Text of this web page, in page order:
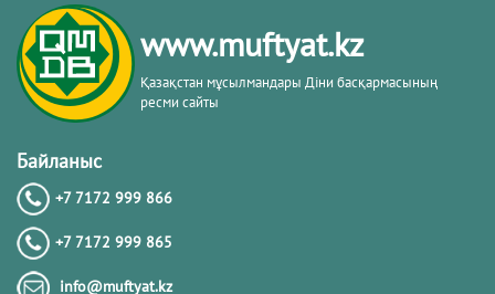
11.04.2016
23.10.2015
Бараат түнін қалай өткізу керек?
www.muftyat.kz
Қазақстан мұсылмандары Діни басқармасының
ресми сайты
Байланыс
+7 7172 999 866
+7 7172 999 865
info@muftyat.kz